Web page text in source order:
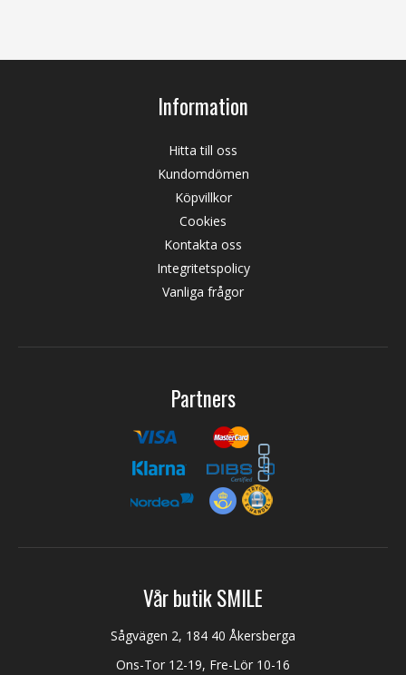
Information
Hitta till oss
Kundomdömen
Köpvillkor
Cookies
Kontakta oss
Integritetspolicy
Vanliga frågor
Partners
Vår butik SMILE
Sågvägen 2, 184 40 Åkersberga
Ons-Tor 12-19, Fre-Lör 10-16